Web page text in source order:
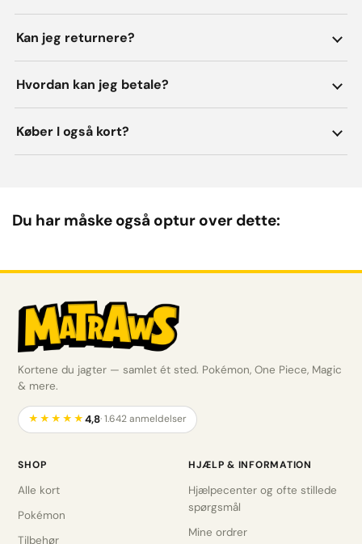
Kan jeg returnere?
Hvordan kan jeg betale?
Køber I også kort?
Du har måske også optur over dette:
Kortene du jagter — samlet ét sted. Pokémon, One Piece, Magic
& mere.
★★★★★4,8· 1.642 anmeldelser
SHOP
Alle kort
Pokémon
Tilbehør
HJÆLP & INFORMATION
Hjælpecenter og ofte stillede
spørgsmål
Mine ordrer